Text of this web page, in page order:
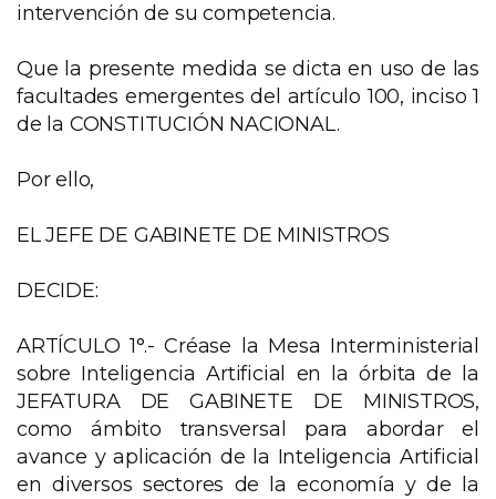
intervención de su competencia.
Que la presente medida se dicta en uso de las
facultades emergentes del artículo 100, inciso 1
de la CONSTITUCIÓN NACIONAL.
Por ello,
EL JEFE DE GABINETE DE MINISTROS
DECIDE:
ARTÍCULO 1°.- Créase la Mesa Interministerial
sobre Inteligencia Artificial en la órbita de la
JEFATURA DE GABINETE DE MINISTROS,
como ámbito transversal para abordar el
avance y aplicación de la Inteligencia Artificial
en diversos sectores de la economía y de la